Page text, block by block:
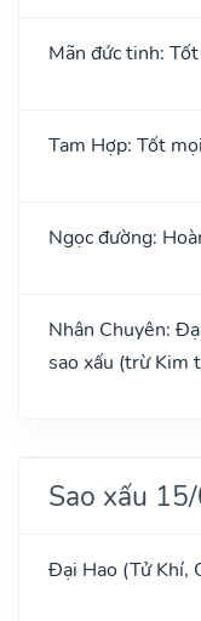
Mãn đức tinh:
Tam Hợp: Tốt
Ngọc đường:
Nhân Chuyên:
sao xấu (trừ Kim
Sao xấu
Đại Hao (Tử Khí,